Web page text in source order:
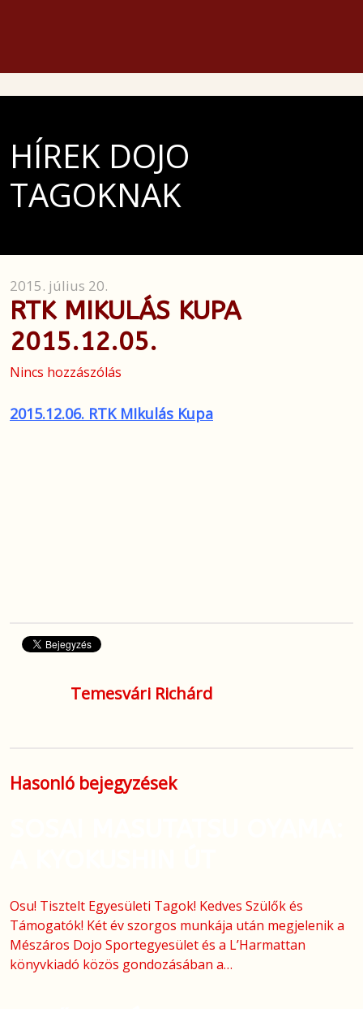
HÍREK DOJO
TAGOKNAK
2015. július 20.
RTK MIKULÁS KUPA
2015.12.05.
Nincs hozzászólás
2015.12.06. RTK MIkulás Kupa
Temesvári Richárd
Hasonló bejegyzések
Osu! Tisztelt Egyesületi Tagok! Kedves Szülők és
Támogatók! Két év szorgos munkája után megjelenik a
Mészáros Dojo Sportegyesület és a L’Harmattan
könyvkiadó közös gondozásában a…